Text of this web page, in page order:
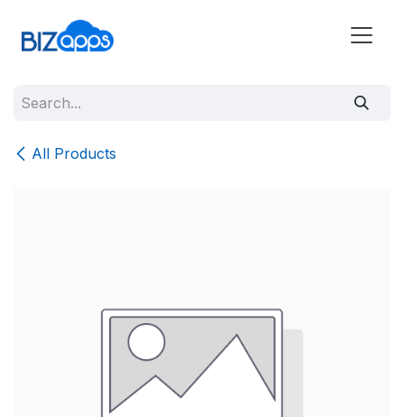
All Products